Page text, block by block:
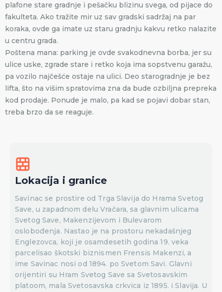
plafone stare gradnje i pešačku blizinu svega, od pijace do
fakulteta. Ako tražite mir uz sav gradski sadržaj na par
koraka, ovde ga imate uz staru gradnju kakvu retko nalazite
u centru grada.
Poštena mana: parking je ovde svakodnevna borba, jer su
ulice uske, zgrade stare i retko koja ima sopstvenu garažu,
pa vozilo najčešće ostaje na ulici. Deo starogradnje je bez
lifta, što na višim spratovima zna da bude ozbiljna prepreka
kod prodaje. Ponude je malo, pa kad se pojavi dobar stan,
treba brzo da se reaguje.
Lokacija i granice
Savinac se prostire od Trga Slavija do Hrama Svetog
Save, u zapadnom delu Vračara, sa glavnim ulicama
Svetog Save, Makenzijevom i Bulevarom
oslobođenja. Nastao je na prostoru nekadašnjeg
Englezovca, koji je osamdesetih godina 19. veka
parcelisao škotski biznismen Frensis Makenzi, a
ime Savinac nosi od 1894. po Svetom Savi. Glavni
orijentiri su Hram Svetog Save sa Svetosavskim
platoom, mala Svetosavska crkvica iz 1895. i Slavija. U